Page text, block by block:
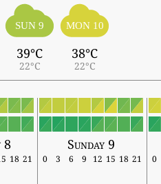
SUN 9
39°C
22°C
MON 10
38°C
22°C
8 Sunday 9
18 21 0 3 6 9 12 15 18 21 0